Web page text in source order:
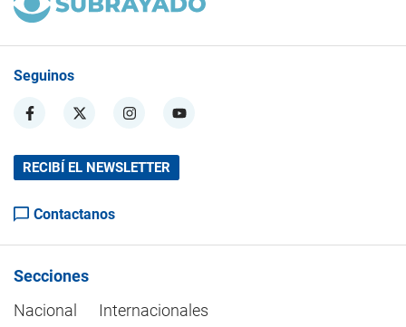
Seguinos
RECIBÍ EL NEWSLETTER
Contactanos
Secciones
Nacional
Internacionales